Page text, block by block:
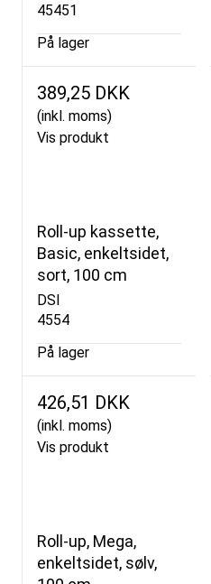
45451
På lager
389,25 DKK
(inkl. moms)
Vis produkt
Roll-up kassette,
Basic, enkeltsidet,
sort, 100 cm
DSI
4554
På lager
426,51 DKK
(inkl. moms)
Vis produkt
Roll-up, Mega,
enkeltsidet, sølv,